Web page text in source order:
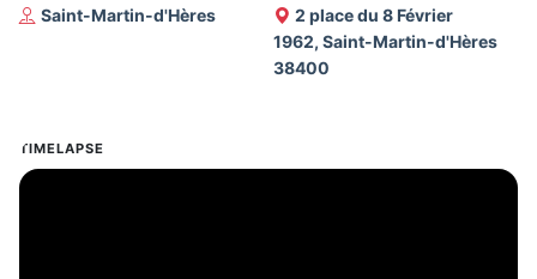
Saint-Martin-d'Hères
2 place du 8 Février
1962, Saint-Martin-d'Hères
38400
TIMELAPSE